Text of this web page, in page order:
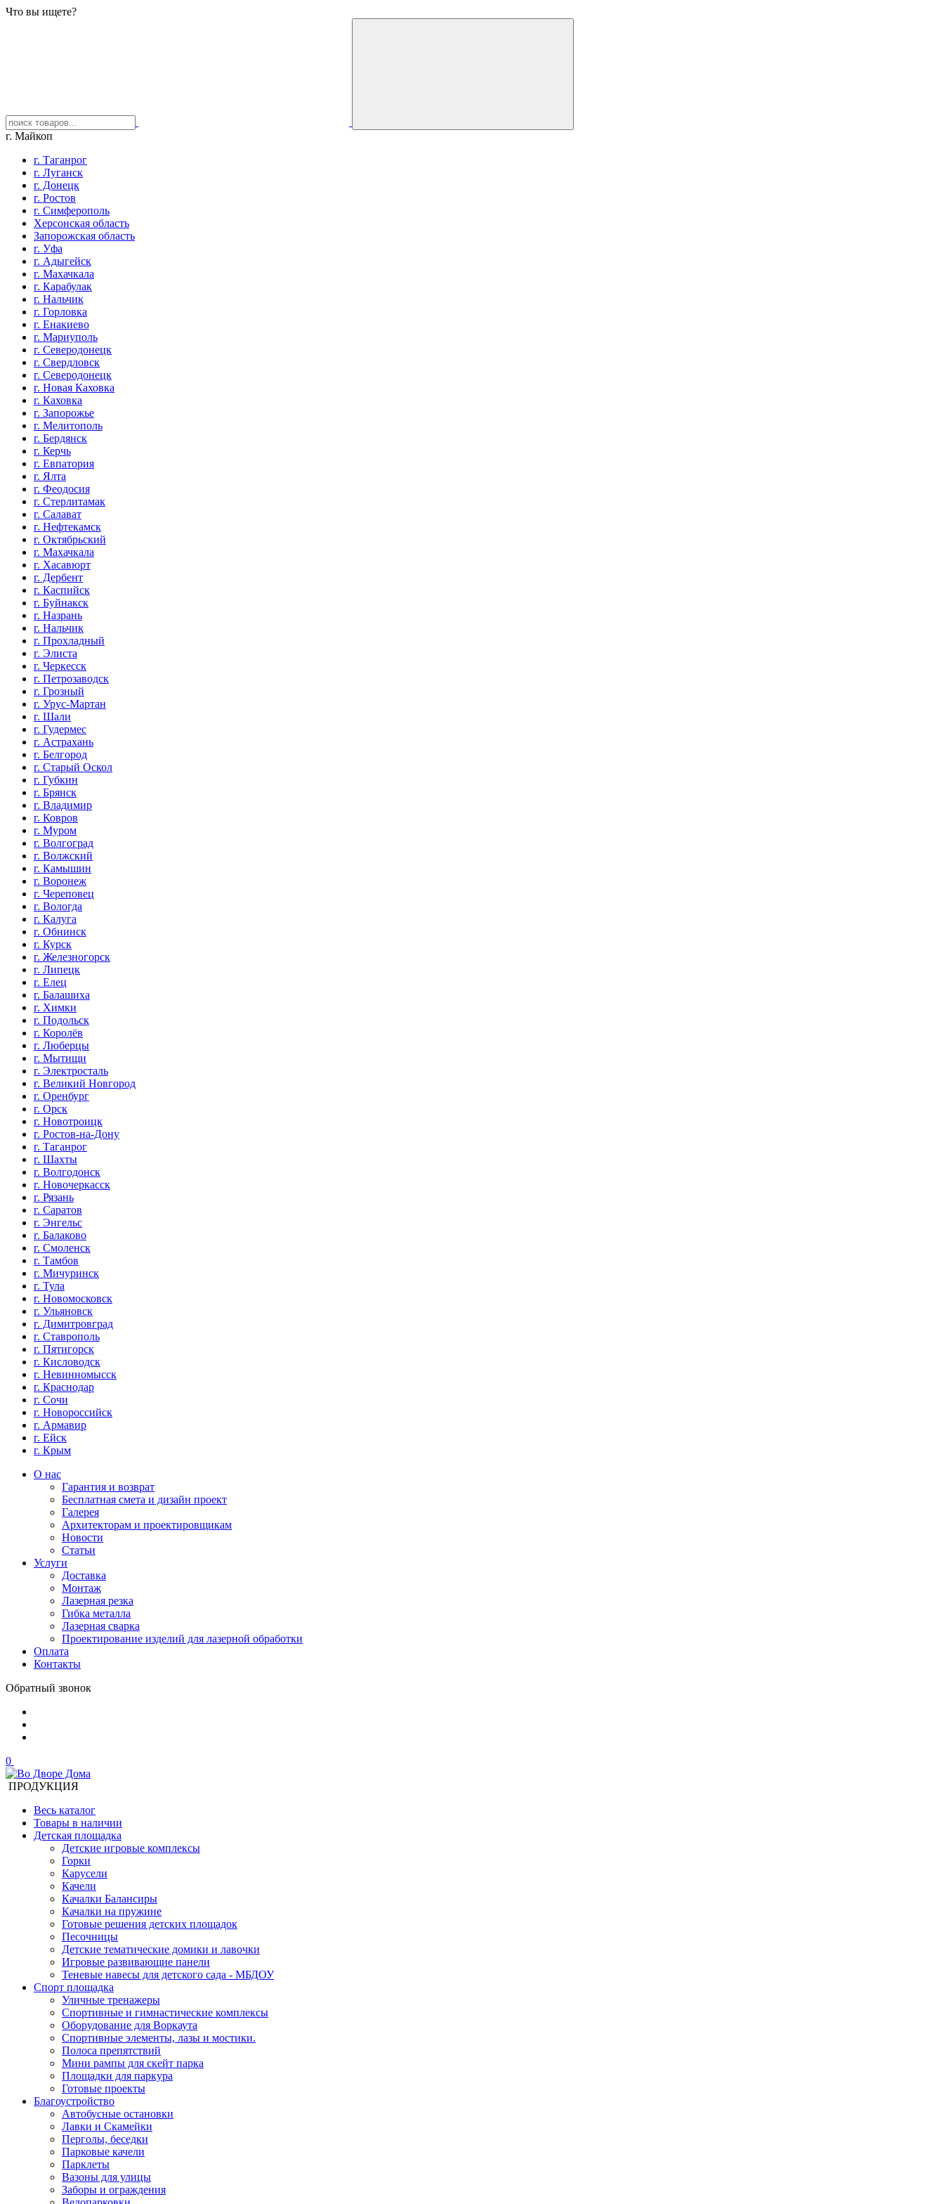
Что вы ищете?
г. Майкоп
г. Таганрог
г. Луганск
г. Донецк
г. Ростов
г. Симферополь
Херсонская область
Запорожская область
г. Уфа
г. Адыгейск
г. Махачкала
г. Карабулак
г. Нальчик
г. Горловка
г. Енакиево
г. Мариуполь
г. Северодонецк
г. Свердловск
г. Северодонецк
г. Новая Каховка
г. Каховка
г. Запорожье
г. Мелитополь
г. Бердянск
г. Керчь
г. Евпатория
г. Ялта
г. Феодосия
г. Стерлитамак
г. Салават
г. Нефтекамск
г. Октябрьский
г. Махачкала
г. Хасавюрт
г. Дербент
г. Каспийск
г. Буйнакск
г. Назрань
г. Нальчик
г. Прохладный
г. Элиста
г. Черкесск
г. Петрозаводск
г. Грозный
г. Урус-Мартан
г. Шали
г. Гудермес
г. Астрахань
г. Белгород
г. Старый Оскол
г. Губкин
г. Брянск
г. Владимир
г. Ковров
г. Муром
г. Волгоград
г. Волжский
г. Камышин
г. Воронеж
г. Череповец
г. Вологда
г. Калуга
г. Обнинск
г. Курск
г. Железногорск
г. Липецк
г. Елец
г. Балашиха
г. Химки
г. Подольск
г. Королёв
г. Люберцы
г. Мытищи
г. Электросталь
г. Великий Новгород
г. Оренбург
г. Орск
г. Новотроицк
г. Ростов-на-Дону
г. Таганрог
г. Шахты
г. Волгодонск
г. Новочеркасск
г. Рязань
г. Саратов
г. Энгельс
г. Балаково
г. Смоленск
г. Тамбов
г. Мичуринск
г. Тула
г. Новомосковск
г. Ульяновск
г. Димитровград
г. Ставрополь
г. Пятигорск
г. Кисловодск
г. Невинномысск
г. Краснодар
г. Сочи
г. Новороссийск
г. Армавир
г. Ейск
г. Крым
О нас
Гарантия и возврат
Бесплатная смета и дизайн проект
Галерея
Архитекторам и проектировщикам
Новости
Статьи
Услуги
Доставка
Монтаж
Лазерная резка
Гибка металла
Лазерная сварка
Проектирование изделий для лазерной обработки
Оплата
Контакты
Обратный звонок
0
ПРОДУКЦИЯ
Весь каталог
Товары в наличии
Детская площадка
Детские игровые комплексы
Горки
Карусели
Качели
Качалки Балансиры
Качалки на пружине
Готовые решения детских площадок
Песочницы
Детские тематические домики и лавочки
Игровые развивающие панели
Теневые навесы для детского сада - МБДОУ
Спорт площадка
Уличные тренажеры
Спортивные и гимнастические комплексы
Оборудование для Воркаута
Спортивные элементы, лазы и мостики.
Полоса препятствий
Мини рампы для скейт парка
Площадки для паркура
Готовые проекты
Благоустройство
Автобусные остановки
Лавки и Скамейки
Перголы, беседки
Парковые качели
Парклеты
Вазоны для улицы
Заборы и ограждения